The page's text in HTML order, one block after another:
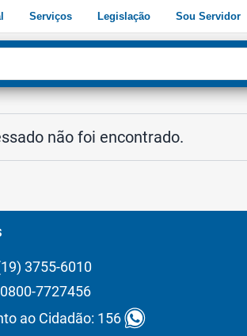
Serviços Legislação Sou Servidor
não foi encontrado.
3755-6010
7727456
ao Cidadão: 156